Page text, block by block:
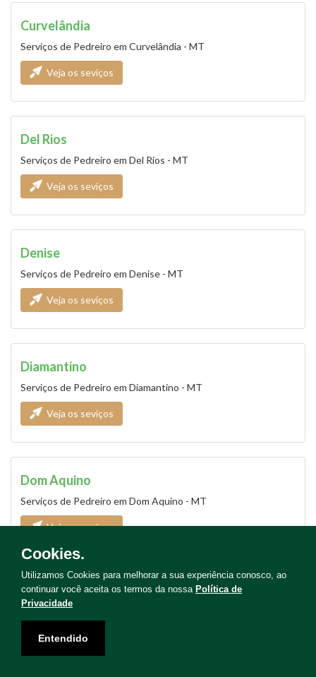
Curvelândia
Serviços de Pedreiro em Curvelândia - MT
Veja os seviços
Del Rios
Serviços de Pedreiro em Del Rios - MT
Veja os seviços
Denise
Serviços de Pedreiro em Denise - MT
Veja os seviços
Diamantino
Serviços de Pedreiro em Diamantino - MT
Veja os seviços
Dom Aquino
Serviços de Pedreiro em Dom Aquino - MT
Veja os seviços
Engenho
Veja os seviços
Cookies.
Utilizamos Cookies para melhorar a sua experiência conosco, ao
continuar você aceita os termos da nossa Política de
Privacidade
Entendido